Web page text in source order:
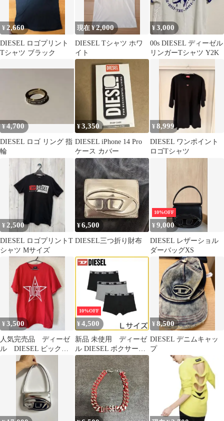
¥2,660
DIESEL ロゴプリント
Tシャツ ブラック
現在 ¥2,000
DIESEL Tシャツ ホワ
イト
¥3,000
00s DIESEL ディーゼル
リンガーTシャツ Y2K
¥4,700
DIESEL ロゴ リング 指
輪
¥3,350
DIESEL iPhone 14 Pro
ケース カバー
¥8,999
DIESEL ワンポイント
ロゴTシャツ
¥ 2,500
DIESEL ロゴプリントT
シャツ Mサイズ
¥6,500
DIESEL三つ折り財布
10%OFF
¥9,000
DIESEL レザーショル
ダーバッグXS
¥3,500
人気完売品 ディーゼ
ル DIESEL ビックプ
リントデザインTシャ
10%OFF
¥ 4,500
新品 未使用 ディーゼ
ル DIESEL ボクサーパ
ンツ 3枚セット Lサイ
ズ
¥8,500
DIESEL デニムキャッ
プ